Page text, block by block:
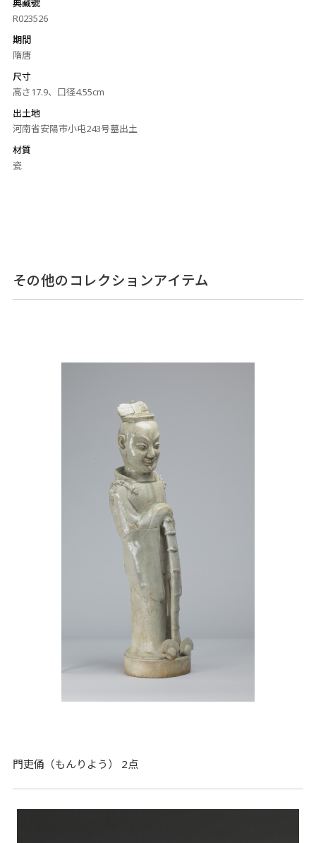
典藏號
R023526
期間
隋唐
尺寸
高さ17.9、口径4.55cm
出土地
河南省安陽市小屯243号墓出土
材質
瓷
その他のコレクションアイテム
門吏俑（もんりよう） 2点